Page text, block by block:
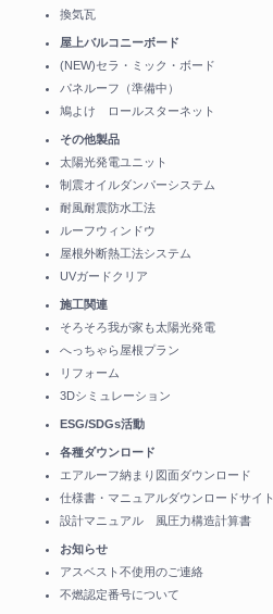
換気瓦
屋上バルコニーボード
(NEW)セラ・ミック・ボード
パネルーフ（準備中）
鳩よけ ロールスターネット
その他製品
太陽光発電ユニット
制震オイルダンパーシステム
耐風耐震防水工法
ルーフウィンドウ
屋根外断熱工法システム
UVガードクリア
施工関連
そろそろ我が家も太陽光発電
へっちゃら屋根プラン
リフォーム
3Dシミュレーション
ESG/SDGs活動
各種ダウンロード
エアルーフ納まり図面ダウンロード
仕様書・マニュアルダウンロードサイト
設計マニュアル 風圧力構造計算書
お知らせ
アスベスト不使用のご連絡
不燃認定番号について